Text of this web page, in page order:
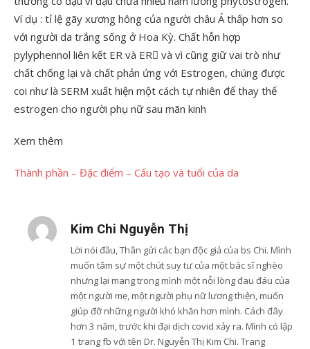
Ví dụ : tỉ lệ gãy xương hông của người châu Á thấp hơn so
với người da trắng sống ở Hoa Kỳ. Chất hỗn hợp
pylyphennol liên kết ER và ER và vì cũng giữ vai trò như
chất chống lại và chất phản ứng với Estrogen, chúng được
coi như là SERM xuất hiện một cách tự nhiên để thay thế
estrogen cho người phụ nữ sau mãn kinh
Xem thêm
Thành phần – Đặc điểm – Cấu tạo và tuổi của da
Kim Chi Nguyễn Thị
Lời nói đầu, Thân gửi các bạn độc giả của bs Chi. Mình
muốn tâm sự một chút suy tư của một bác sĩ nghèo
nhưng lại mang trong mình một nỗi lòng đau đáu của
một người mẹ, một người phụ nữ lương thiện, muốn
giúp đỡ những người khó khăn hơn mình. Cách đây
hơn 3 năm, trước khi đại dịch covid xảy ra. Mình có lập
1 trang fb với tên Dr. Nguyễn Thị Kim Chi. Trang